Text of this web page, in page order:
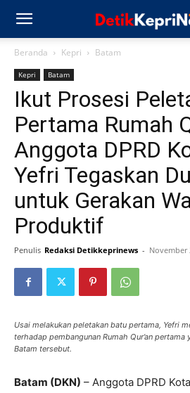
Beranda Kepri Batam
Kepri Batam
Ikut Prosesi
Pertama Rumah
Anggota DPRD
Yefri Tegaskan
untuk Gerakan
Produktif
Penulis Redaksi Detikkeprinews - November
Usai melakukan peletakan batu pertama, Yefri
terhadap pembangunan Rumah Qur’an
Batam tersebut.
Batam (DKN) – Anggota DPRD